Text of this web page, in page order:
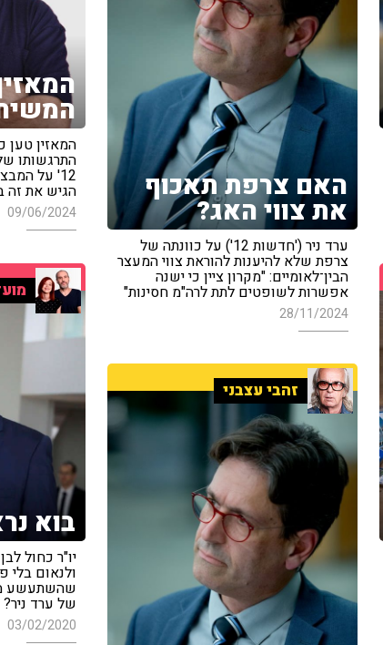
האם צרפת תאכוף
את צווי האג?
ערד ניר ('חדשות 12') על כוונתה של
צרפת שלא להיענות להוראת צווי המעצר
הבין־לאומיים: "מקרון ציין כי ישנה
אפשרות לשופטים לתת לרה"מ חסינות"
28/11/2024
המאזין טען
התרגשותו
12' על
הגיש את זה
09/06/2024
בוא
יו"ר כחול
ולנאום בלי
שהשתעשע
של ערד
03/02/2020
זהבי עצבני